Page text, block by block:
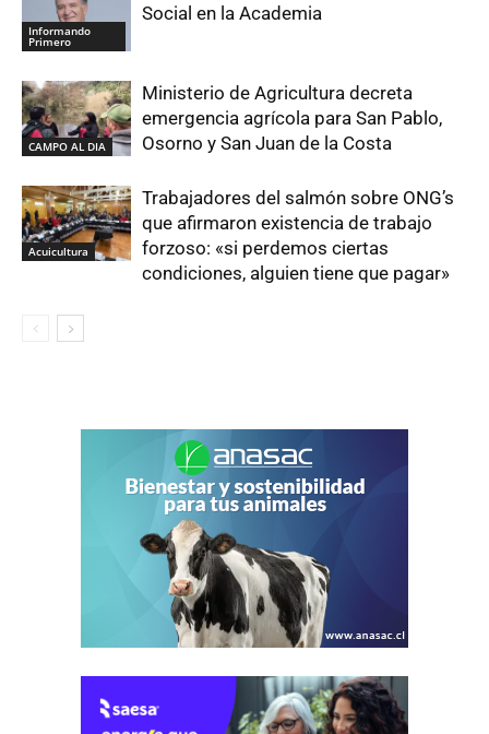
Informando
Primero
Social en la Academia
CAMPO AL DIA
Ministerio de Agricultura decreta
emergencia agrícola para San Pablo,
Osorno y San Juan de la Costa
Acuicultura
Trabajadores del salmón sobre ONG’s
que afirmaron existencia de trabajo
forzoso: «si perdemos ciertas
condiciones, alguien tiene que pagar»